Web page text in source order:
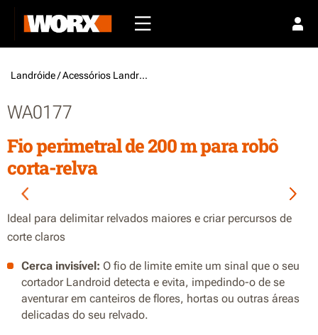
Landróide / Acessórios Landroid
WA0177
Fio perimetral de 200 m para robô
corta-relva
Ideal para delimitar relvados maiores e criar percursos de
corte claros
Cerca invisível: O fio de limite emite um sinal que o seu
cortador Landroid detecta e evita, impedindo-o de se
aventurar em canteiros de flores, hortas ou outras áreas
delicadas do seu relvado.